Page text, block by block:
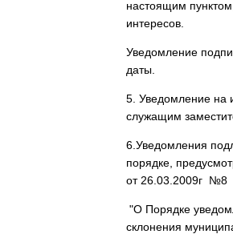
настоящим
интересов.
Уведомление
даты.
5. Уведомление на
служащим
6.Уведомления
порядке,
от 26.03.2009г №8
"О Порядке
склонения